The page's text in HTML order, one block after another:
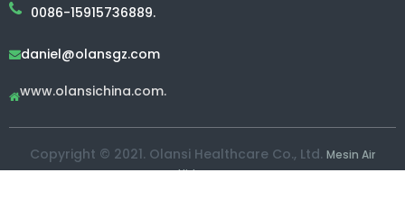
0086-15915736889.
daniel@olansgz.com
www.olansichina.com.
Copyright © 2021. Olansi Healthcare Co., Ltd. Mesin Air
Hidrogen